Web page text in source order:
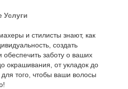
Услуги
и стилисты знают, как
создать
обеспечить заботу о ваших
окрашивания, от укладок до
для того, чтобы ваши волосы